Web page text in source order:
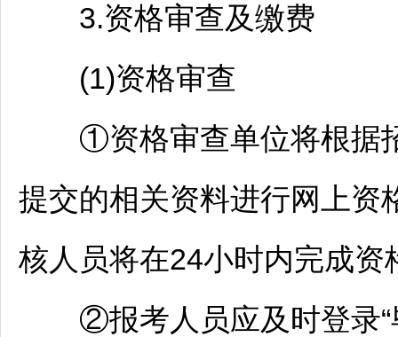
3.资格审查及缴费
(1)资格审查
①资格审查单位将根据
提交的相关资料进行网上资
核人员将在24小时内完成资
②报考人员应及时登录“